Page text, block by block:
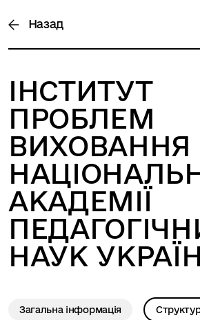
Назад
ІНСТИТУТ
ПРОБЛЕМ
ВИХОВАННЯ
АКАДЕМІЇ
НАУК
Загальна інформація